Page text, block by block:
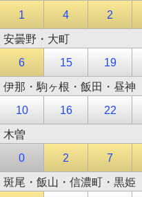
1
4 2
安曇野・大町
6
15 19
伊那・駒ヶ根・飯田・昼神
10
16 22
木曽
0
2 7
斑尾・飯山・信濃町・黒姫